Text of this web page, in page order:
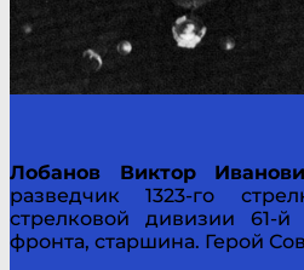
Лобанов Виктор
разведчик 1323-го
стрелковой дивизии 61-
фронта, старшина. Герой